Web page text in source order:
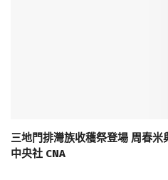
三地門排灣族收穫祭登場 周春
中央社 CNA